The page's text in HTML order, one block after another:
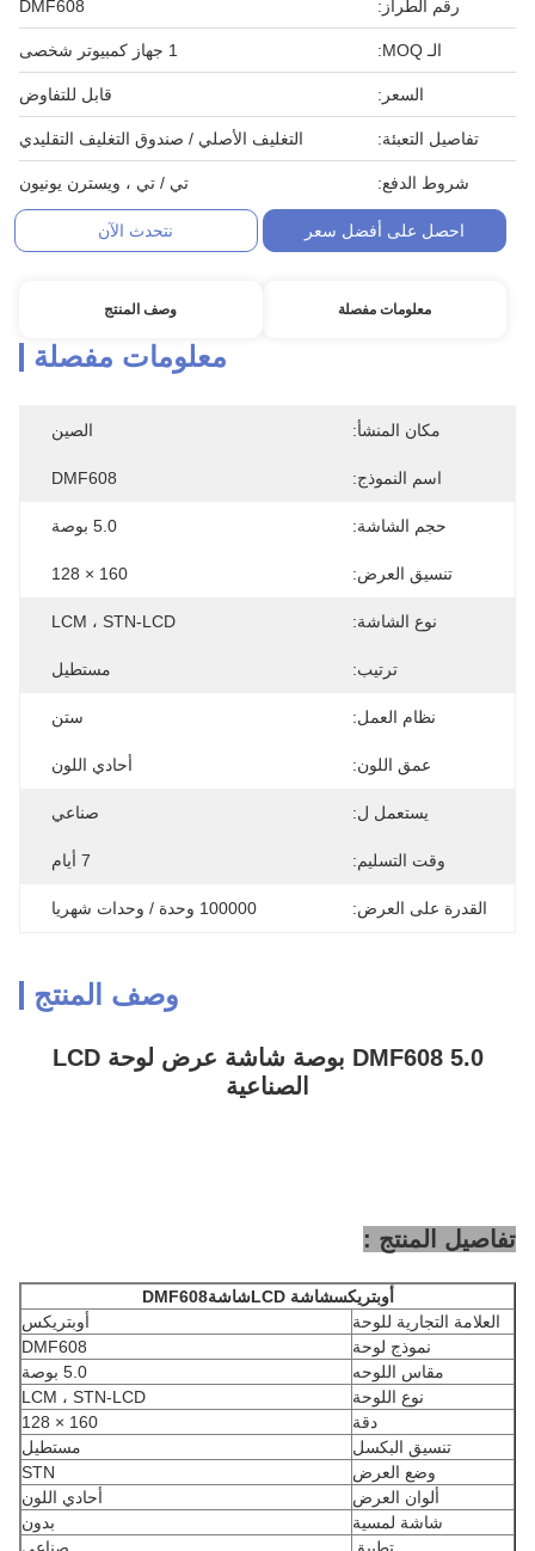
رقم الطراز: DMF608
الـ MOQ: 1 جهاز كمبيوتر شخصى
السعر: قابل للتفاوض
تفاصيل التعبئة: التغليف الأصلي / صندوق التغليف التقليدي
شروط الدفع: تي / تي ، ويسترن يونيون
احصل على أفضل سعر نتحدث الآن
معلومات مفصلة وصف المنتج
معلومات مفصلة
مكان المنشأ: الصين
اسم النموذج: DMF608
حجم الشاشة: 5.0 بوصة
تنسيق العرض: 160 × 128
نوع الشاشة: LCM ، STN-LCD
ترتيب: مستطيل
نظام العمل: ستن
عمق اللون: أحادي اللون
يستعمل ل: صناعي
وقت التسليم: 7 أيام
القدرة على العرض: 100000 وحدة / وحدات شهريا
وصف المنتج
DMF608 5.0 بوصة شاشة عرض لوحة LCD
الصناعية
تفاصيل المنتج :
أوبتريكسشاشة LCD شاشةDMF608
العلامة التجارية للوحة
أوبتريكس
نموذج لوحة
DMF608
مقاس اللوحه
5.0 بوصة
نوع اللوحة
LCM ، STN-LCD
دقة
160 × 128
تنسيق البكسل
مستطيل
وضع العرض
STN
ألوان العرض
أحادي اللون
شاشة لمسية
بدون